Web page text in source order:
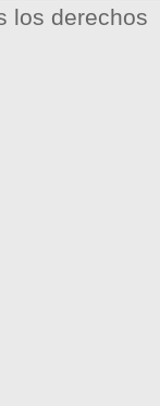
los derechos